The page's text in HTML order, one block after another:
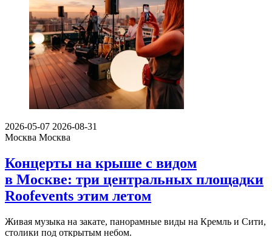
2026-05-07 2026-08-31
Москва Москва
Концерты на крыше с видом
в Москве: три центральных площадки
Roofevents этим летом
Живая музыка на закате, панорамные виды на Кремль и Сити,
столики под открытым небом.